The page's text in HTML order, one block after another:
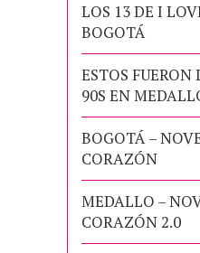
LOS 13 DE I
BOGOTÁ
ESTOS FUERON
90S EN
BOGOTÁ –
CORAZÓN
MEDALLO –
CORAZÓN 2.0